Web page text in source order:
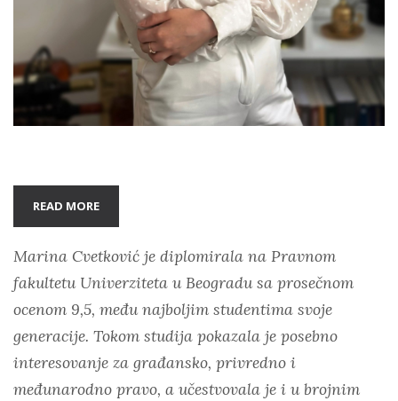
READ MORE
Marina Cvetković je diplomirala na Pravnom
fakultetu Univerziteta u Beogradu sa prosečnom
ocenom 9,5, među najboljim studentima svoje
generacije. Tokom studija pokazala je posebno
interesovanje za građansko, privredno i
međunarodno pravo, a učestvovala je i u brojnim